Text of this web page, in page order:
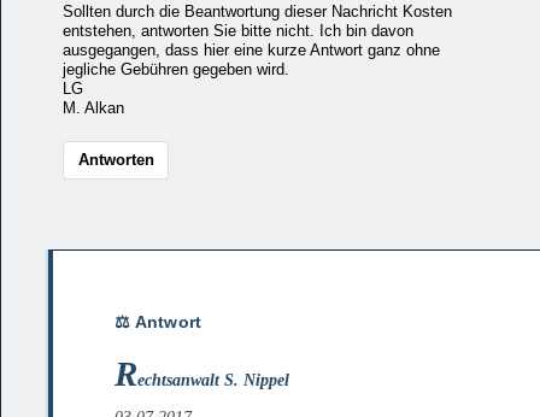
Sollten durch die Beantwortung dieser Nachricht Kosten
entstehen, antworten Sie bitte nicht. Ich bin davon
ausgegangen, dass hier eine kurze Antwort ganz ohne
jegliche Gebühren gegeben wird.
LG
M. Alkan
Antworten
Rechtsanwalt S. Nippel